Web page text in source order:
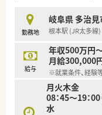
≪数字でみる同企
■大学病院・総
63％
■全国の大学病
■従業員の男女比
■育休からの復
■在宅医療の実
■かかりつけ薬
勤務地
岐阜県 多治見
根本駅 (JR太多線)
給与
年収500万円
月給300,000
※就業条件、経験
月火木金
08：45～19：00
水